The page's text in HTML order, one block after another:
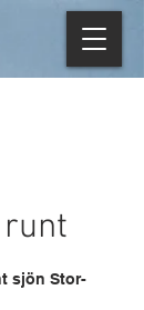
sjön Stor-